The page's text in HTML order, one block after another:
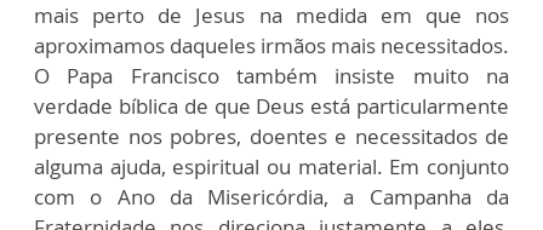
mais perto de Jesus na medida em que nos
aproximamos daqueles irmãos mais necessitados.
O Papa Francisco também insiste muito na
verdade bíblica de que Deus está particularmente
presente nos pobres, doentes e necessitados de
alguma ajuda, espiritual ou material. Em conjunto
com o Ano da Misericórdia, a Campanha da